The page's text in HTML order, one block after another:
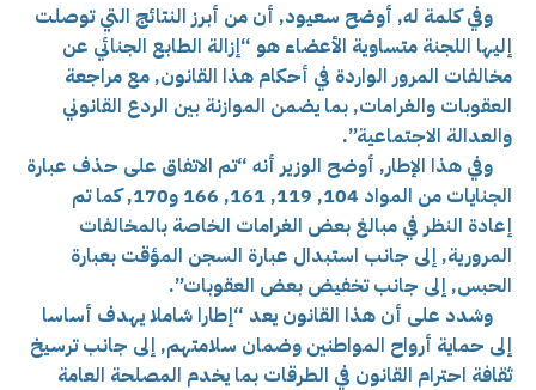
وفي كلمة له, أوضح سعيود, أن من أبرز النتائج التي توصلت
إليها اللجنة متساوية الأعضاء هو “إزالة الطابع الجنائي عن
مخالفات المرور الواردة في أحكام هذا القانون, مع مراجعة
العقوبات والغرامات, بما يضمن الموازنة بين الردع القانوني
والعدالة الاجتماعية”.
وفي هذا الإطار, أوضح الوزير أنه “تم الاتفاق على حذف عبارة
الجنايات من المواد 104, 119, 161, 166 و170, كما تم
إعادة النظر في مبالغ بعض الغرامات الخاصة بالمخالفات
المرورية, إلى جانب استبدال عبارة السجن المؤقت بعبارة
الحبس, إلى جانب تخفيض بعض العقوبات”.
وشدد على أن هذا القانون يعد “إطارا شاملا يهدف أساسا
إلى حماية أرواح المواطنين وضمان سلامتهم, إلى جانب ترسيخ
ثقافة احترام القانون في الطرقات بما يخدم المصلحة العامة